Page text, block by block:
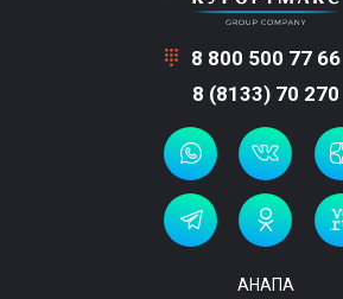
8 800 500 77 66
8 (8133) 70 270
АНАПА